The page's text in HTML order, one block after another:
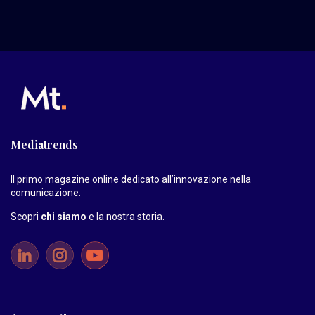
Mediatrends
Il primo magazine online dedicato all’innovazione nella
comunicazione.
Scopri chi siamo e la nostra storia